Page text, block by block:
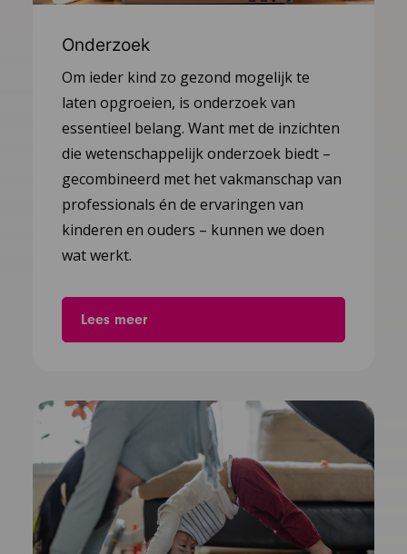
Onderzoek
Om ieder kind zo gezond mogelijk te
laten opgroeien, is onderzoek van
essentieel belang. Want met de inzichten
die wetenschappelijk onderzoek biedt –
gecombineerd met het vakmanschap van
professionals én de ervaringen van
kinderen en ouders – kunnen we doen
wat werkt.
Lees meer